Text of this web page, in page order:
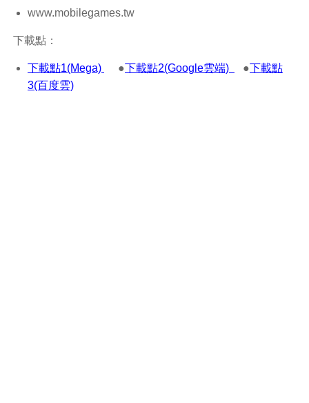
www.mobilegames.tw
下載點：
下載點1(Mega) ●下載點2(Google雲端) ●下載點
3(百度雲)